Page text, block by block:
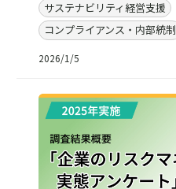
サステナビリティ経営支援
コンプライアンス・内部統制
2026/1/5